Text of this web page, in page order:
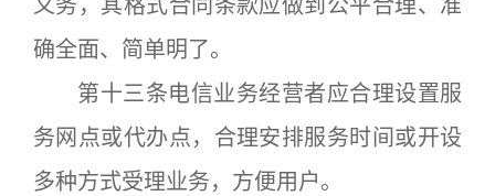
义务，其格式合同条款应做到公平合理、准
确全面、简单明了。
第十三条电信业务经营者应合理设置服
务网点或代办点，合理安排服务时间或开设
多种方式受理业务，方便用户。